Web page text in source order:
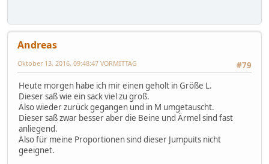
Andreas
#79
Oktober 13, 2016, 09:48:47 VORMITTAG
Heute morgen habe ich mir einen geholt in Größe L.
Dieser saß wie ein sack viel zu groß.
Also wieder zurück gegangen und in M umgetauscht.
Dieser saß zwar besser aber die Beine und Ärmel sind fast
anliegend.
Also für meine Proportionen sind dieser Jumpuits nicht
geeignet.